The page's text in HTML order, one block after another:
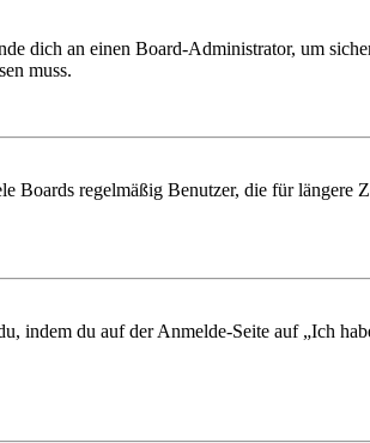
dich an einen Board-Administrator, um
muss.
Boards regelmäßig Benutzer, die für längere
indem du auf der Anmelde-Seite auf „Ich